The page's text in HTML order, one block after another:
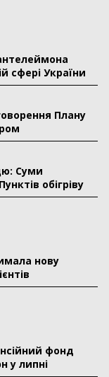
сфері України
Плану
Суми
обігріву
нову
фонд
у липні